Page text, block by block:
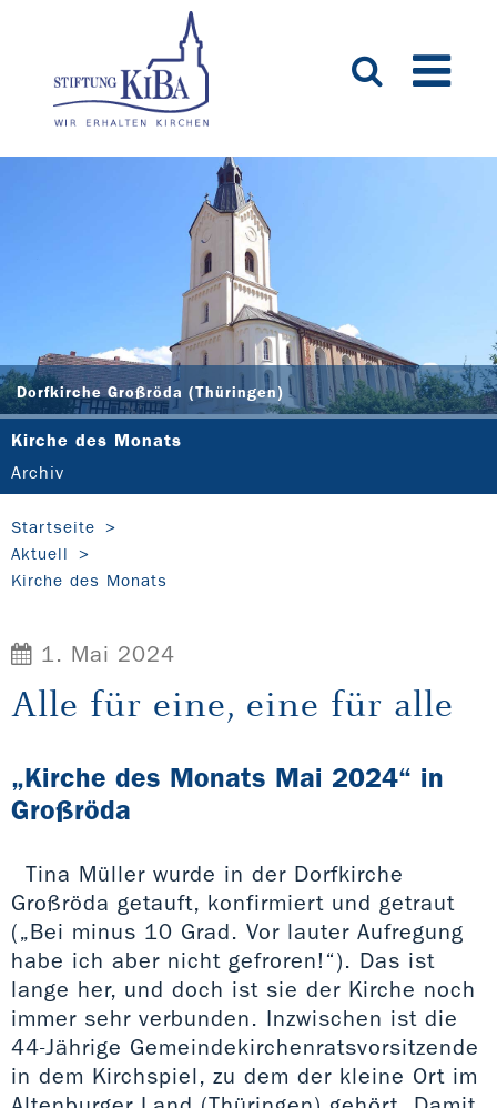
Dorfkirche Großröda (Thüringen)
Kirche des Monats
Archiv
Startseite
Aktuell
Kirche des Monats
1. Mai 2024
Alle für eine, eine für alle
„Kirche des Monats Mai 2024“ in
Großröda
Tina Müller wurde in der Dorfkirche
Großröda getauft, konfirmiert und getraut
(„Bei minus 10 Grad. Vor lauter Aufregung
habe ich aber nicht gefroren!“). Das ist
lange her, und doch ist sie der Kirche noch
immer sehr verbunden. Inzwischen ist die
44-Jährige Gemeindekirchenratsvorsitzende
in dem Kirchspiel, zu dem der kleine Ort im